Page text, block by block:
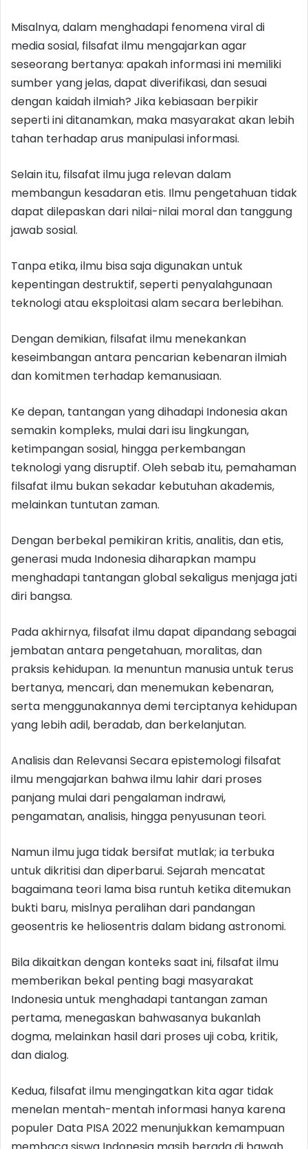
Misalnya, dalam menghadapi fenomena viral di
media sosial, filsafat ilmu mengajarkan agar
seseorang bertanya: apakah informasi ini memiliki
sumber yang jelas, dapat diverifikasi, dan sesuai
dengan kaidah ilmiah? Jika kebiasaan berpikir
seperti ini ditanamkan, maka masyarakat akan lebih
tahan terhadap arus manipulasi informasi.
Selain itu, filsafat ilmu juga relevan dalam
membangun kesadaran etis. Ilmu pengetahuan tidak
dapat dilepaskan dari nilai-nilai moral dan tanggung
jawab sosial.
Tanpa etika, ilmu bisa saja digunakan untuk
kepentingan destruktif, seperti penyalahgunaan
teknologi atau eksploitasi alam secara berlebihan.
Dengan demikian, filsafat ilmu menekankan
keseimbangan antara pencarian kebenaran ilmiah
dan komitmen terhadap kemanusiaan.
Ke depan, tantangan yang dihadapi Indonesia akan
semakin kompleks, mulai dari isu lingkungan,
ketimpangan sosial, hingga perkembangan
teknologi yang disruptif. Oleh sebab itu, pemahaman
filsafat ilmu bukan sekadar kebutuhan akademis,
melainkan tuntutan zaman.
Dengan berbekal pemikiran kritis, analitis, dan etis,
generasi muda Indonesia diharapkan mampu
menghadapi tantangan global sekaligus menjaga jati
diri bangsa.
Pada akhirnya, filsafat ilmu dapat dipandang sebagai
jembatan antara pengetahuan, moralitas, dan
praksis kehidupan. Ia menuntun manusia untuk terus
bertanya, mencari, dan menemukan kebenaran,
serta menggunakannya demi terciptanya kehidupan
yang lebih adil, beradab, dan berkelanjutan.
Analisis dan Relevansi Secara epistemologi filsafat
ilmu mengajarkan bahwa ilmu lahir dari proses
panjang mulai dari pengalaman indrawi,
pengamatan, analisis, hingga penyusunan teori.
Namun ilmu juga tidak bersifat mutlak; ia terbuka
untuk dikritisi dan diperbarui. Sejarah mencatat
bagaimana teori lama bisa runtuh ketika ditemukan
bukti baru, mislnya peralihan dari pandangan
geosentris ke heliosentris dalam bidang astronomi.
Bila dikaitkan dengan konteks saat ini, filsafat ilmu
memberikan bekal penting bagi masyarakat
Indonesia untuk menghadapi tantangan zaman
pertama, menegaskan bahwasanya bukanlah
dogma, melainkan hasil dari proses uji coba, kritik,
dan dialog.
Kedua, filsafat ilmu mengingatkan kita agar tidak
menelan mentah-mentah informasi hanya karena
populer Data PISA 2022 menunjukkan kemampuan